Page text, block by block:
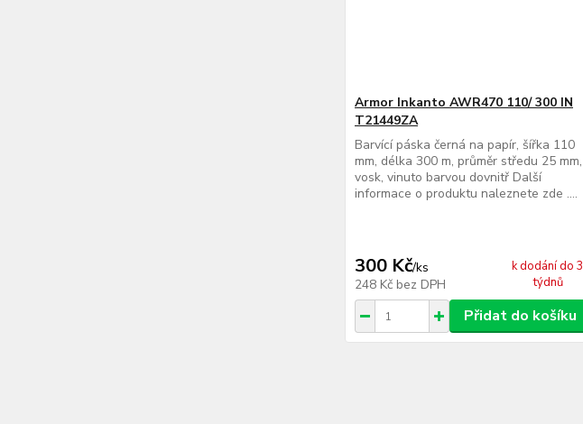
Armor Inkanto AWR470 110/ 300 IN
T21449ZA
Barvící páska černá na papír, šířka 110
mm, délka 300 m, průměr středu 25 mm,
vosk, vinuto barvou dovnitř Další
informace o produktu naleznete zde ....
300 Kč/ks
248 Kč bez DPH
k dodání do 3
týdnů
Přidat do košíku